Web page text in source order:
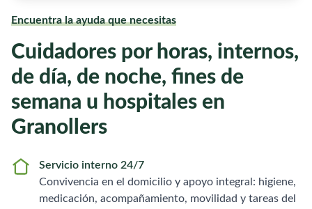
Encuentra la ayuda que necesitas
Cuidadores por horas, internos,
de día, de noche, fines de
semana u hospitales en
Granollers
Servicio interno 24/7
Convivencia en el domicilio y apoyo integral: higiene,
medicación, acompañamiento, movilidad y tareas del